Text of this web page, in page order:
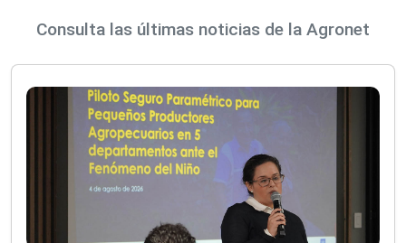
Consulta las últimas noticias de la Agronet